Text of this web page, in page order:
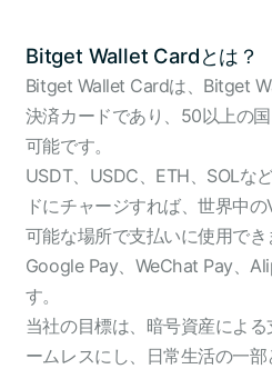
Bitget Wallet Cardとは？
Bitget Wallet Cardは、Bitget
決済カードであり、50以上の
可能です。
USDT、USDC、ETH、SOLな
ドにチャージすれば、世界中
可能な場所で支払いに使用でき
Google Pay、WeChat Pay、
す。
当社の目標は、暗号資産によ
ームレスにし、日常生活の一